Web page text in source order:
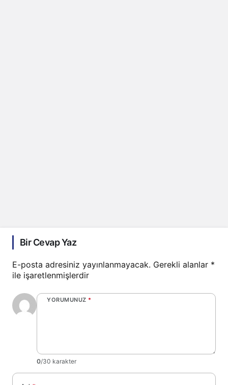
Bir Cevap Yaz
E-posta adresiniz yayınlanmayacak. Gerekli alanlar *
ile işaretlenmişlerdir
YORUMUNUZ *
0/30 karakter